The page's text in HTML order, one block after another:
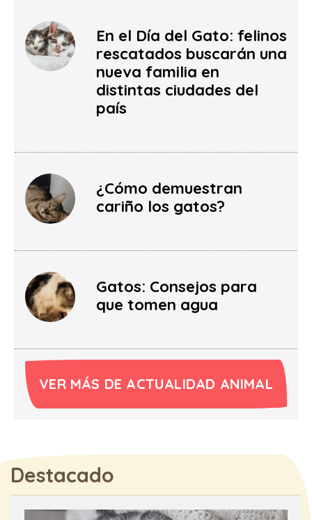
En el Día del Gato: felinos
rescatados buscarán una
nueva familia en
distintas ciudades del
país
¿Cómo demuestran
cariño los gatos?
Gatos: Consejos para
que tomen agua
VER MÁS DE ACTUALIDAD ANIMAL
Destacado